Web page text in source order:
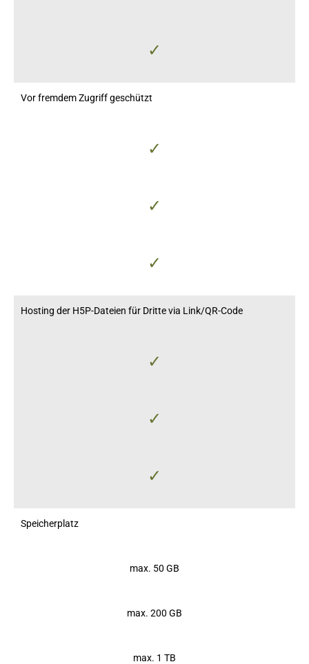
✓
Vor fremdem Zugriff geschützt
✓
✓
✓
Hosting der H5P-Dateien für Dritte via Link/QR-Code
✓
✓
✓
Speicherplatz
max. 50 GB
max. 200 GB
max. 1 TB